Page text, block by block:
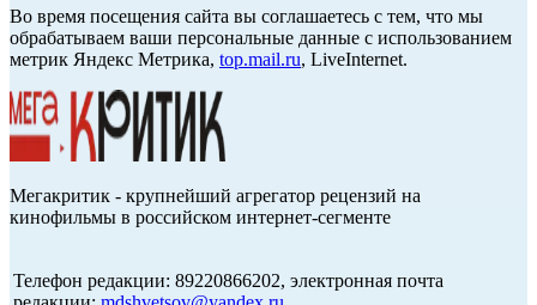
Во время посещения сайта вы соглашаетесь с тем, что мы
обрабатываем ваши персональные данные с использованием
метрик Яндекс Метрика, top.mail.ru, LiveInternet.
Мегакритик - крупнейший агрегатор рецензий на
кинофильмы в российском интернет-сегменте
Телефон редакции: 89220866202, электронная почта